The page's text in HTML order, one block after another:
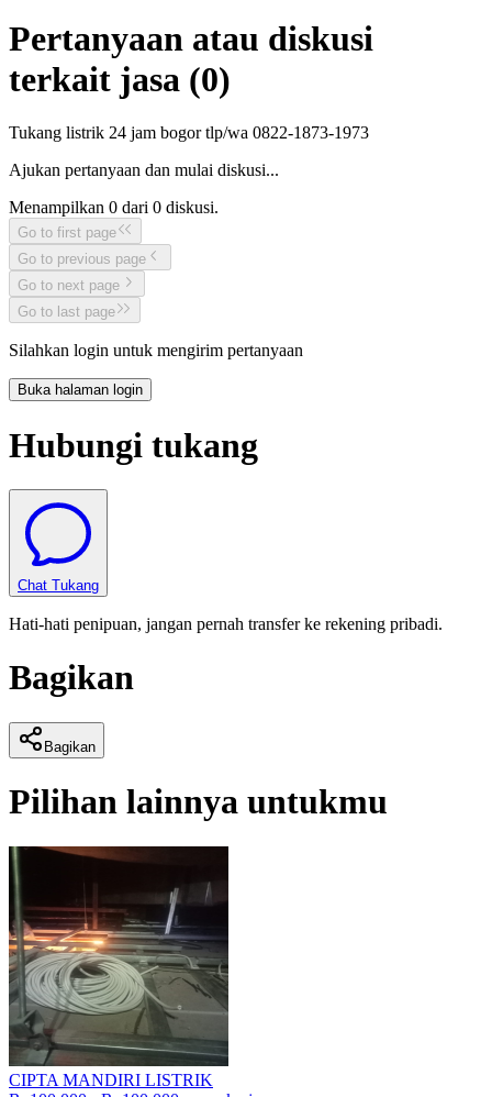
Pertanyaan atau diskusi
terkait jasa (0)
Tukang listrik 24 jam bogor tlp/wa 0822-1873-1973
Ajukan pertanyaan dan mulai diskusi...
Menampilkan 0 dari 0 diskusi.
Go to first page
Go to previous page
Go to next page
Go to last page
Silahkan login untuk mengirim pertanyaan
Buka halaman login
Hubungi tukang
Chat Tukang
Hati-hati penipuan, jangan pernah transfer ke rekening pribadi.
Bagikan
Bagikan
Pilihan lainnya untukmu
CIPTA MANDIRI LISTRIK